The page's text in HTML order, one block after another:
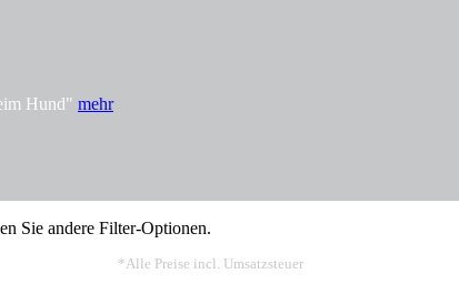
Hund" mehr
Sie andere Filter-Optionen.
*Alle Preise incl. Umsatzsteuer